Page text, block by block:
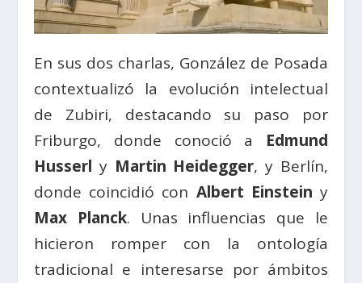
En sus dos charlas, González de Posada
contextualizó la evolución intelectual
de Zubiri, destacando su paso por
Friburgo, donde conoció a Edmund
Husserl y Martin Heidegger, y Berlín,
donde coincidió con Albert Einstein y
Max Planck. Unas influencias que le
hicieron romper con la ontología
tradicional e interesarse por ámbitos